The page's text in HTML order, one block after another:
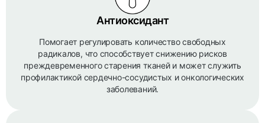
Антиоксидант
Помогает регулировать количество свободных
радикалов, что способствует снижению рисков
преждевременного старения тканей и может служить
профилактикой сердечно-сосудистых и онкологических
заболеваний.